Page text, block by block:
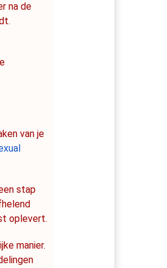
na de
van je
stap
oplevert.
manier.